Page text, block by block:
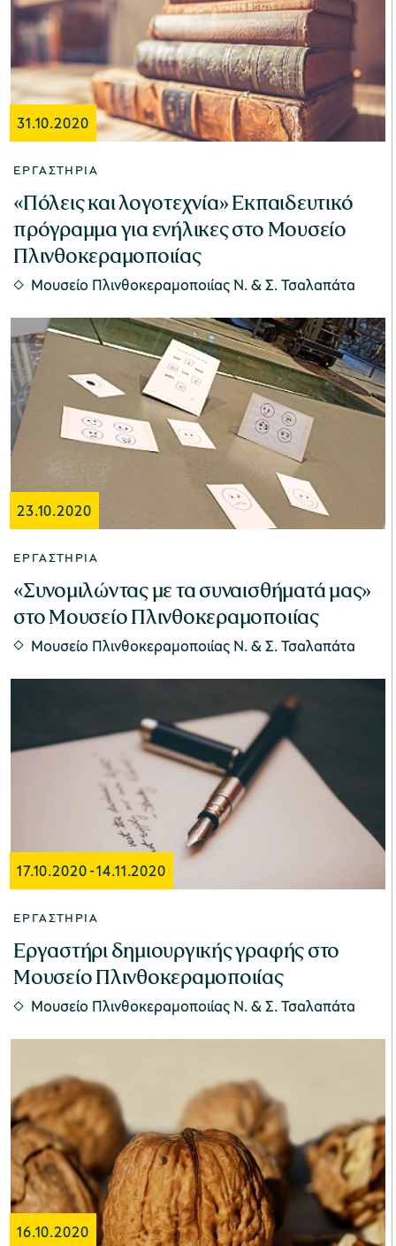
31.10.2020
ΕΡΓΑΣΤΉΡΙΑ
«Πόλεις και λογοτεχνία» Εκπαιδευτικό
πρόγραμμα για ενήλικες στο Μουσείο
Πλινθοκεραμοποιίας
Μουσείο Πλινθοκεραμοποιίας N. & Σ. Τσαλαπάτα
23.10.2020
ΕΡΓΑΣΤΉΡΙΑ
«Συνομιλώντας με τα συναισθήματά μας»
στο Μουσείο Πλινθοκεραμοποιίας
Μουσείο Πλινθοκεραμοποιίας N. & Σ. Τσαλαπάτα
17.10.2020-14.11.2020
ΕΡΓΑΣΤΉΡΙΑ
Εργαστήρι δημιουργικής γραφής στο
Μουσείο Πλινθοκεραμοποιίας
Μουσείο Πλινθοκεραμοποιίας N. & Σ. Τσαλαπάτα
16.10.2020